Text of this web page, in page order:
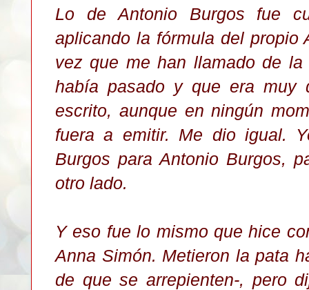
Lo de Antonio Burgos fue
aplicando la fórmula del propio
vez que me han llamado de
había pasado y que era muy
escrito, aunque en ningún
fuera a emitir. Me dio igual.
Burgos para Antonio Burgos,
otro lado.
Y eso fue lo mismo que hice
Anna Simón. Metieron la pata
de que se arrepienten-, pero